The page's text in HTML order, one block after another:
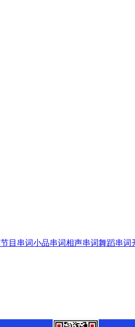
节目串词小品串词相声串词舞蹈串词